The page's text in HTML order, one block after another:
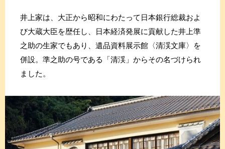
井上家は、大正から昭和にわたって日本銀行総裁およ
び大蔵大臣を歴任し、日本経済発展に貢献した井上準
之助の生家でもあり、遺品資料展示館〈清渓文庫〉を
併設。準之助の号である「清渓」からその名づけられ
ました。